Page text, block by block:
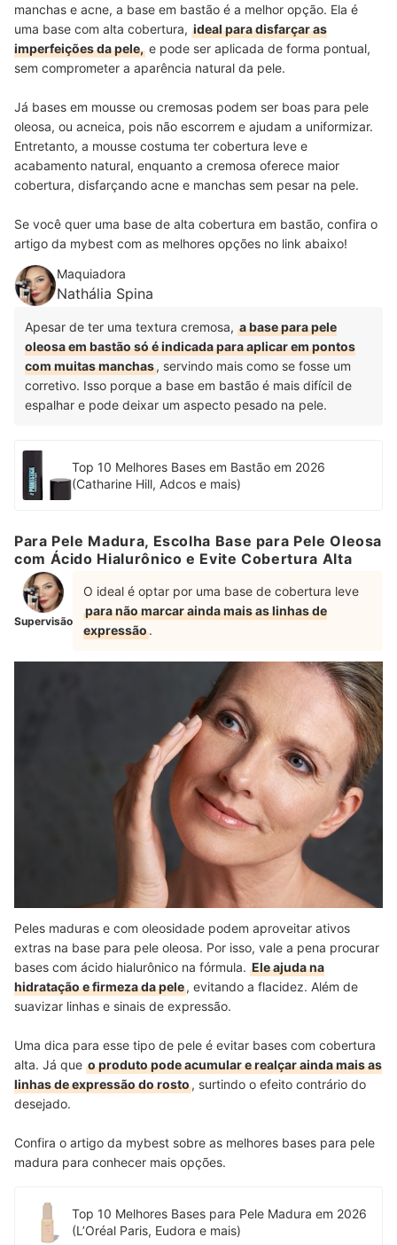
manchas e acne, a base em bastão é a melhor opção. Ela é
uma base com alta cobertura, ideal para disfarçar as
imperfeições da pele, e pode ser aplicada de forma pontual,
sem comprometer a aparência natural da pele.
Já bases em mousse ou cremosas podem ser boas para pele
oleosa, ou acneica, pois não escorrem e ajudam a uniformizar.
Entretanto, a mousse costuma ter cobertura leve e
acabamento natural, enquanto a cremosa oferece maior
cobertura, disfarçando acne e manchas sem pesar na pele.
Se você quer uma base de alta cobertura em bastão, confira o
artigo da mybest com as melhores opções no link abaixo!
Maquiadora
Nathália Spina
Apesar de ter uma textura cremosa, a base para pele
oleosa em bastão só é indicada para aplicar em pontos
com muitas manchas, servindo mais como se fosse um
corretivo. Isso porque a base em bastão é mais difícil de
espalhar e pode deixar um aspecto pesado na pele.
Top 10 Melhores Bases em Bastão em 2026
(Catharine Hill, Adcos e mais)
Para Pele Madura, Escolha Base para Pele Oleosa
com Ácido Hialurônico e Evite Cobertura Alta
Supervisão
O ideal é optar por uma base de cobertura leve
para não marcar ainda mais as linhas de
expressão.
Peles maduras e com oleosidade podem aproveitar ativos
extras na base para pele oleosa. Por isso, vale a pena procurar
bases com ácido hialurônico na fórmula. Ele ajuda na
hidratação e firmeza da pele, evitando a flacidez. Além de
suavizar linhas e sinais de expressão.
Uma dica para esse tipo de pele é evitar bases com cobertura
alta. Já que o produto pode acumular e realçar ainda mais as
linhas de expressão do rosto, surtindo o efeito contrário do
desejado.
Confira o artigo da mybest sobre as melhores bases para pele
madura para conhecer mais opções.
Top 10 Melhores Bases para Pele Madura em 2026
(L’Oréal Paris, Eudora e mais)